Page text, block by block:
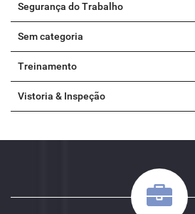
Segurança do Trabalho
Sem categoria
Treinamento
Vistoria & Inspeção